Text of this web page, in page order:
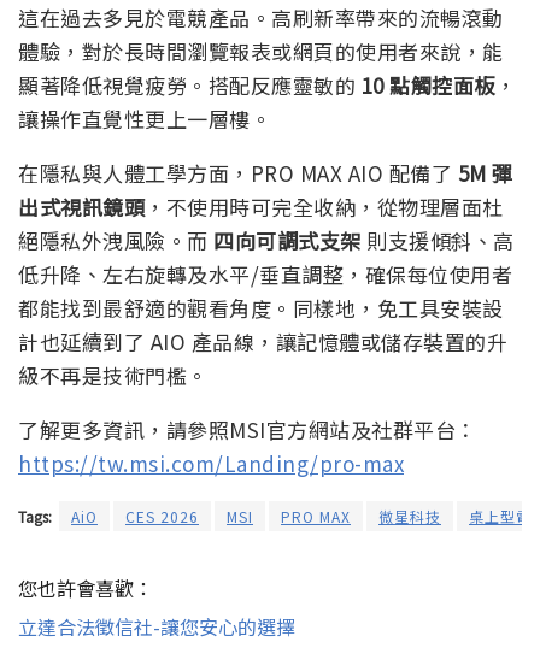
這在過去多見於電競產品。高刷新率帶來的流暢滾動
體驗，對於長時間瀏覽報表或網頁的使用者來說，能
顯著降低視覺疲勞。搭配反應靈敏的 10 點觸控面板，
讓操作直覺性更上一層樓。
在隱私與人體工學方面，PRO MAX AIO 配備了 5M 彈
出式視訊鏡頭，不使用時可完全收納，從物理層面杜
絕隱私外洩風險。而 四向可調式支架 則支援傾斜、高
低升降、左右旋轉及水平/垂直調整，確保每位使用者
都能找到最舒適的觀看角度。同樣地，免工具安裝設
計也延續到了 AIO 產品線，讓記憶體或儲存裝置的升
級不再是技術門檻。
了解更多資訊，請參照MSI官方網站及社群平台：
https://tw.msi.com/Landing/pro-max
Tags: AiO CES 2026 MSI PRO MAX 微星科技 桌上型電
您也許會喜歡：
立達合法徵信社-讓您安心的選擇